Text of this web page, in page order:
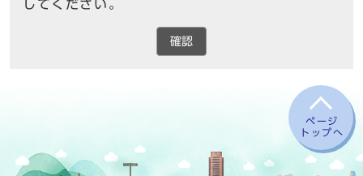
してください。
確認
ページ
トップへ